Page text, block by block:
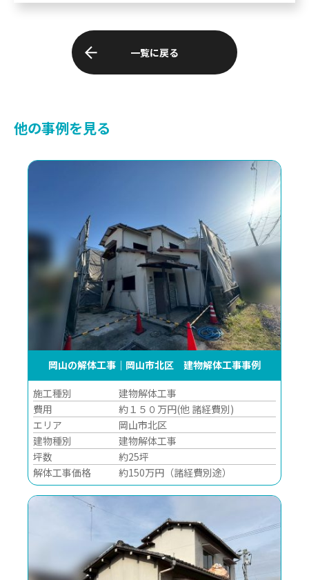
一覧に戻る
他の事例を見る
岡山の解体工事｜岡山市北区 建物解体工事事例
施工種別
建物解体工事
費用
約１５０万円(他 諸経費別)
エリア
岡山市北区
建物種別
建物解体工事
坪数
約25坪
解体工事価格
約150万円（諸経費別途）